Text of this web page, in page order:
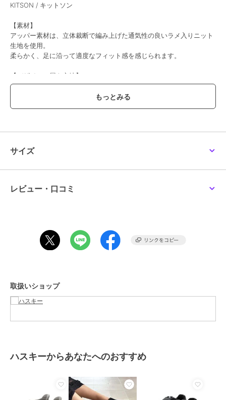
KITSON / キットソン
【素材】
アッパー素材は、立体裁断で編み上げた通気性の良いラメ入りニット
生地を使用。
柔らかく、足に沿って適度なフィット感を感じられます。
【デザイン・履き心地】
カジュアルで優しい雰囲気のニット素材。
ソールには脚長効果と安定感を両立する厚底ウェーブソールを採用。
厚手のカップインソールを採用している為、履き心地も〇です。
普段23.5cmを履いているスタッフでMサイズでジャストでした。
※サイズ感には個人差がある為、ご参考程度にお考え下さい。
商品カテゴリ シューズ ／スリッポン
性別タイプ
レディース
サイズ
レビュー・口コミ
取扱いショップ
ハスキーからあなたへのおすすめ